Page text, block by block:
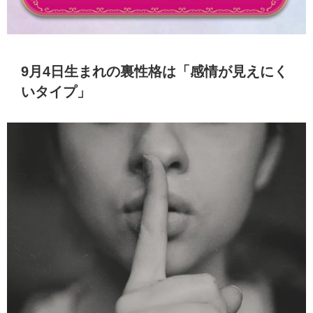
9月4日生まれの裏性格は「感情が見えにく
いタイプ」